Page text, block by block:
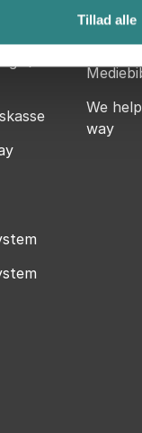
Tillad alle
We
way